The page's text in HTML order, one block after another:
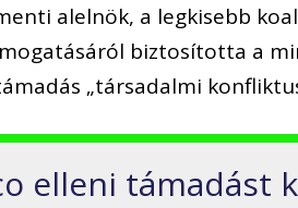
alelnök, a legkisebb
biztosította a
„társadalmi
elleni támadást